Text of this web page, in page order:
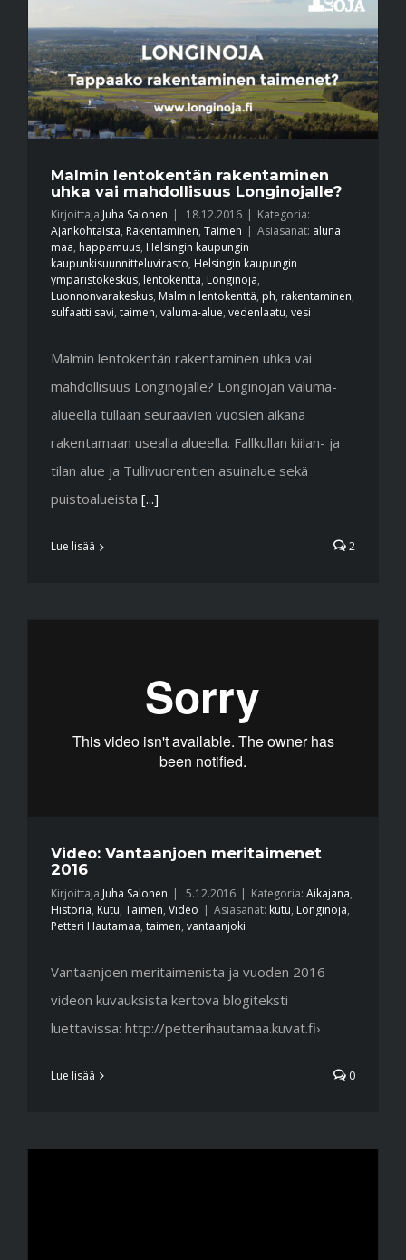
Malmin lentokentän rakentaminen
uhka vai mahdollisuus Longinojalle?
Kirjoittaja Juha Salonen | 18.12.2016 | Kategoria:
Ajankohtaista, Rakentaminen, Taimen | Asiasanat: aluna
maa, happamuus, Helsingin kaupungin
kaupunkisuunnitteluvirasto, Helsingin kaupungin
ympäristökeskus, lentokenttä, Longinoja,
Luonnonvarakeskus, Malmin lentokenttä, ph, rakentaminen,
sulfaatti savi, taimen, valuma-alue, vedenlaatu, vesi
Malmin lentokentän rakentaminen uhka vai
mahdollisuus Longinojalle? Longinojan valuma-
alueella tullaan seuraavien vuosien aikana
rakentamaan usealla alueella. Fallkullan kiilan- ja
tilan alue ja Tullivuorentien asuinalue sekä
puistoalueista [...]
Lue lisää 2
Video: Vantaanjoen meritaimenet
2016
Kirjoittaja Juha Salonen | 5.12.2016 | Kategoria: Aikajana,
Historia, Kutu, Taimen, Video | Asiasanat: kutu, Longinoja,
Petteri Hautamaa, taimen, vantaanjoki
Vantaanjoen meritaimenista ja vuoden 2016
videon kuvauksista kertova blogiteksti
luettavissa: http://petterihautamaa.kuvat.fi›
Lue lisää 0